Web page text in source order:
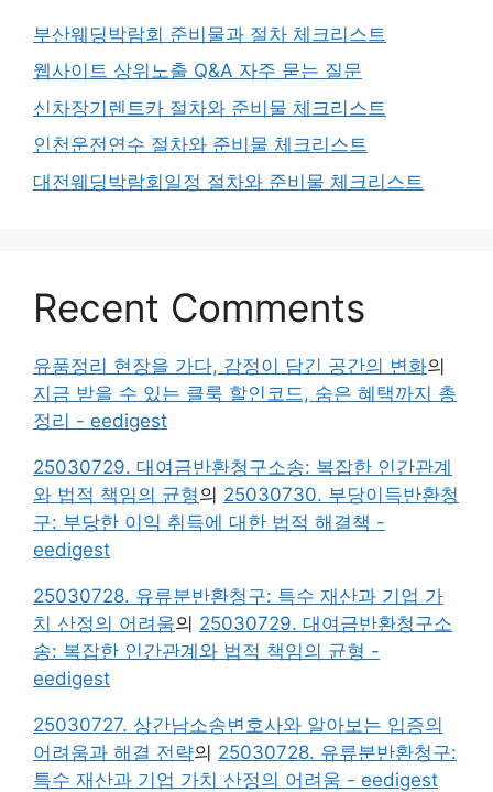
부산웨딩박람회 준비물과 절차 체크리스트
웹사이트 상위노출 Q&A 자주 묻는 질문
신차장기렌트카 절차와 준비물 체크리스트
인천운전연수 절차와 준비물 체크리스트
대전웨딩박람회일정 절차와 준비물 체크리스트
Recent Comments
유품정리 현장을 가다, 감정이 담긴 공간의 변화의
지금 받을 수 있는 클룩 할인코드, 숨은 혜택까지 총
정리 - eedigest
25030729. 대여금반환청구소송: 복잡한 인간관계
와 법적 책임의 균형의 25030730. 부당이득반환청
구: 부당한 이익 취득에 대한 법적 해결책 -
eedigest
25030728. 유류분반환청구: 특수 재산과 기업 가
치 산정의 어려움의 25030729. 대여금반환청구소
송: 복잡한 인간관계와 법적 책임의 균형 -
eedigest
25030727. 상간남소송변호사와 알아보는 입증의
어려움과 해결 전략의 25030728. 유류분반환청구:
특수 재산과 기업 가치 산정의 어려움 - eedigest